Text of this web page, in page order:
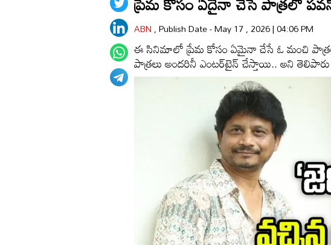
ABN, Publish Date - May 17 , 2026 | 04:06 PM
ఈ సినిమాలో ప్రేమ కోసం ఏమైనా చేసే ఓ మంచి పాత్రలో
పాత్రలు అందరినీ ఎంటర్‌టైన్ చేస్తాయి.. అని తెలిపారు